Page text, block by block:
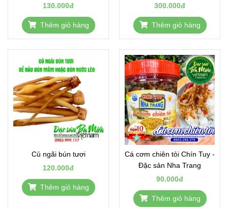
130.000đ
Thêm giỏ hàng
300.000đ
Thêm giỏ hàng
Củ ngãi bún tươi
120.000đ
Thêm giỏ hàng
Cá cơm chiên tỏi Chín Tuy -
Đặc sản Nha Trang
90.000đ
Thêm giỏ hàng